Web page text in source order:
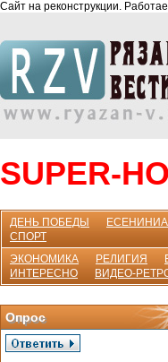
Сайт на реконструкции.
SUPER-
ДЕНЬ ПОБЕДЫ
СПОРТ
ЭКОНОМИКА
РЕЛИГИЯ
ИНТЕРЕСНО
ВИДЕО-
Опрос